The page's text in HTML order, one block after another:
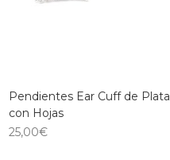
Pendientes Ear Cuff de Plata
con Hojas
25,00€